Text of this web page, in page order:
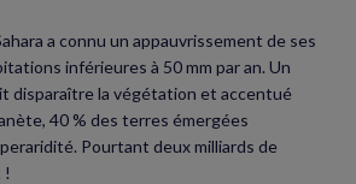
Twitter
(nouvelle
fenêtre)
a connu un appauvrissement de ses
inférieures à 50 mm par an. Un
disparaître la végétation et accentué
40 % des terres émergées
Pourtant deux milliards de
!